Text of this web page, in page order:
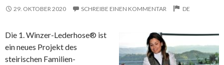
29. OKTOBER 2020 SCHREIBE EINEN KOMMENTAR DE
Die 1. Winzer-Lederhose® ist
ein neues Projekt des
steirischen Familien-